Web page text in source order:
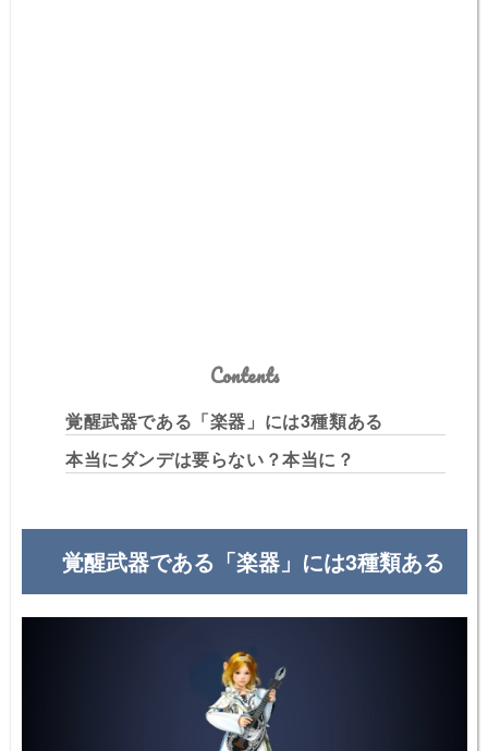
Contents
覚醒武器である「楽器」には3種類ある
本当にダンデは要らない？本当に？
覚醒武器である「楽器」には3種類ある